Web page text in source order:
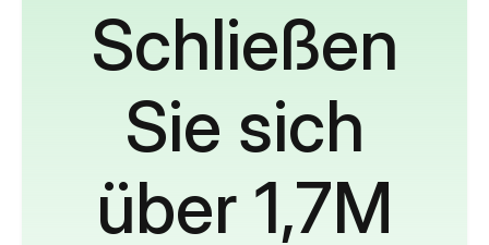
Schließen
Sie sich
über 1,7M